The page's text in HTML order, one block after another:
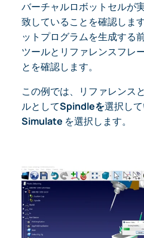
バーチャルロボットセルが
致していることを確認しま
ットプログラムを生成する
ツールとリファレンスフレ
とを確認します。
この例では、リファレンス
ルとしてSpindleを選択して
Simulate を選択します。